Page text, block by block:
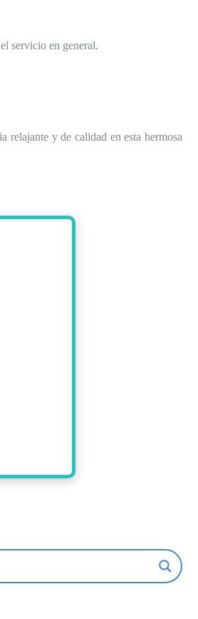
servicio en general.
relajante y de calidad en esta hermosa